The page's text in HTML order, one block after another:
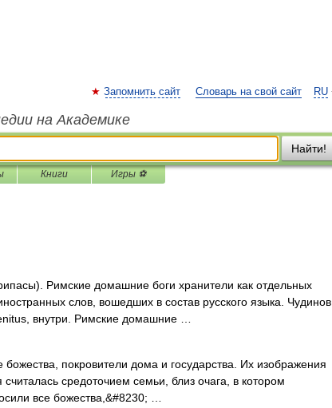
RU
Запомнить сайт Словарь на свой сайт
на Академике
Найти!
Книги Игры ⚽
Римские домашние боги хранители как отдельных
слов, вошедших в состав русского языка. Чудинов
внутри. Римские домашние …
покровители дома и государства. Их изображения
средоточием семьи, близ очага, в котором
все божества,&#8230; …